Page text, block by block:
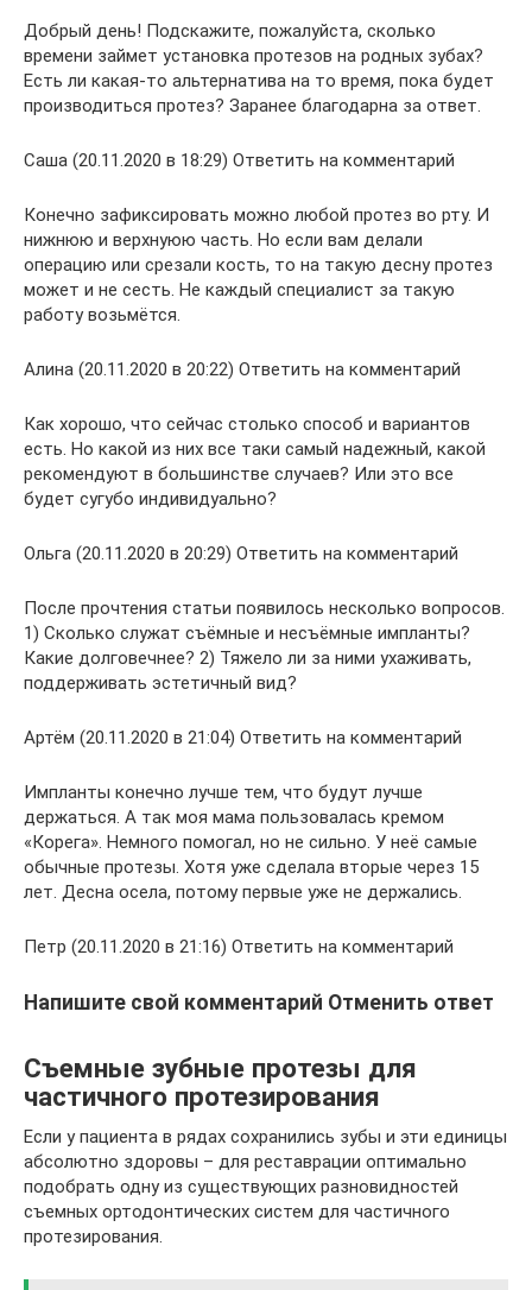
Добрый день! Подскажите, пожалуйста, сколько
времени займет установка протезов на родных зубах?
Есть ли какая-то альтернатива на то время, пока будет
производиться протез? Заранее благодарна за ответ.
Саша (20.11.2020 в 18:29) Ответить на комментарий
Конечно зафиксировать можно любой протез во рту. И
нижнюю и верхнуюю часть. Но если вам делали
операцию или срезали кость, то на такую десну протез
может и не сесть. Не каждый специалист за такую
работу возьмётся.
Алина (20.11.2020 в 20:22) Ответить на комментарий
Как хорошо, что сейчас столько способ и вариантов
есть. Но какой из них все таки самый надежный, какой
рекомендуют в большинстве случаев? Или это все
будет сугубо индивидуально?
Ольга (20.11.2020 в 20:29) Ответить на комментарий
После прочтения статьи появилось несколько вопросов.
1) Сколько служат съёмные и несъёмные импланты?
Какие долговечнее? 2) Тяжело ли за ними ухаживать,
поддерживать эстетичный вид?
Артём (20.11.2020 в 21:04) Ответить на комментарий
Импланты конечно лучше тем, что будут лучше
держаться. А так моя мама пользовалась кремом
«Корега». Немного помогал, но не сильно. У неё самые
обычные протезы. Хотя уже сделала вторые через 15
лет. Десна осела, потому первые уже не держались.
Петр (20.11.2020 в 21:16) Ответить на комментарий
Напишите свой комментарий Отменить ответ
Съемные зубные протезы для
частичного протезирования
Если у пациента в рядах сохранились зубы и эти единицы
абсолютно здоровы – для реставрации оптимально
подобрать одну из существующих разновидностей
съемных ортодонтических систем для частичного
протезирования.